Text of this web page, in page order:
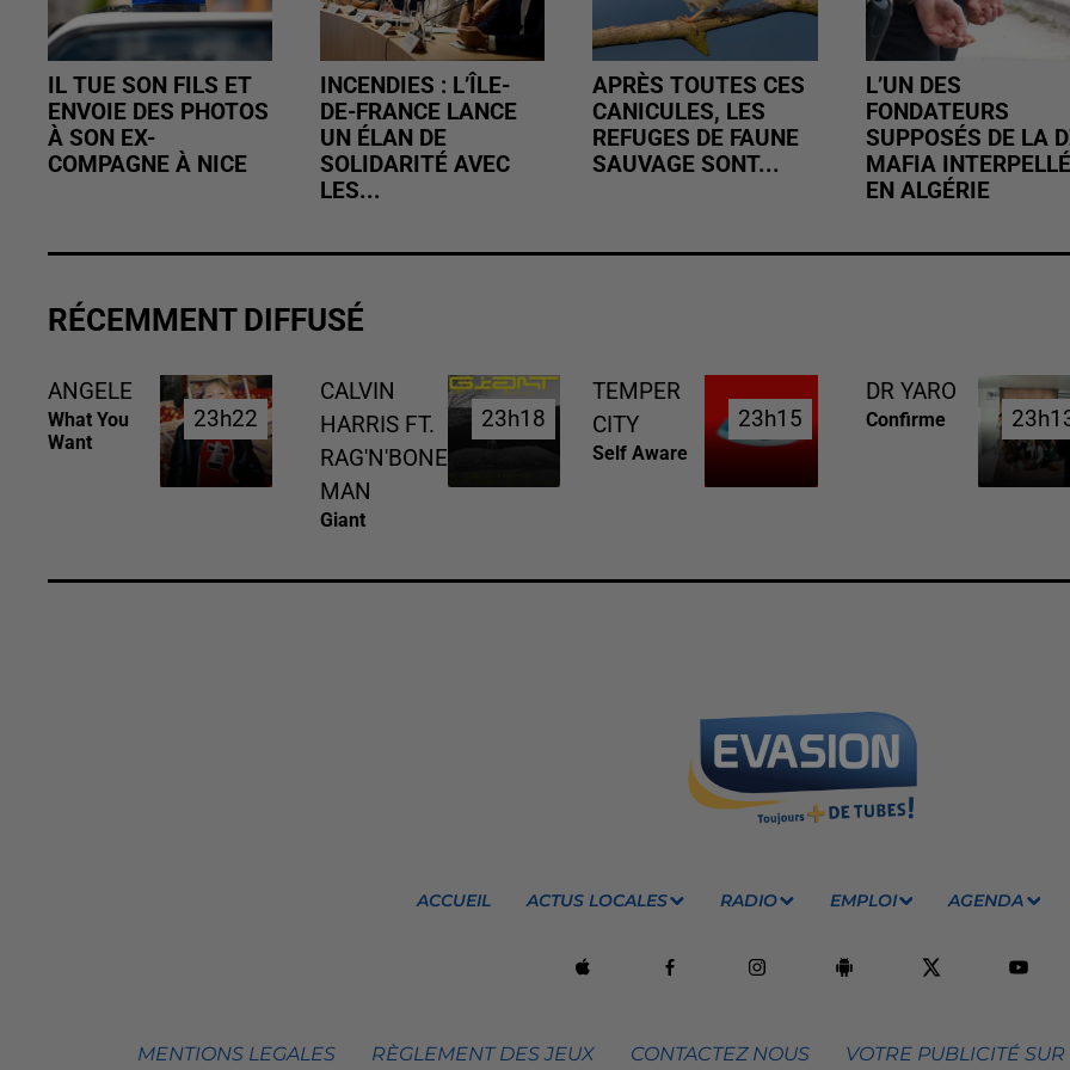
IL TUE SON FILS ET
ENVOIE DES PHOTOS
À SON EX-
COMPAGNE À NICE
INCENDIES : L’ÎLE-
DE-FRANCE LANCE
UN ÉLAN DE
SOLIDARITÉ AVEC
LES...
APRÈS TOUTES CES
CANICULES, LES
REFUGES DE FAUNE
SAUVAGE SONT...
L’UN DES
FONDATEURS
SUPPOSÉS DE LA
MAFIA INTERPELLÉ
EN ALGÉRIE
RÉCEMMENT DIFFUSÉ
ANGELE
What You
Want
23h22
23h22
CALVIN
HARRIS FT.
RAG'N'BONE
MAN
Giant
23h18
23h18
TEMPER
CITY
Self Aware
23h15
23h15
DR YARO
Confirme
ACCUEIL ACTUS LOCALES RADIO EMPLOI AGENDA
MENTIONS LEGALES RÈGLEMENT DES JEUX CONTACTEZ NOUS VOTRE PUBLICITÉ